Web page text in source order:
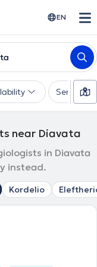
EN
Services
near Diavata
in Diavata
instead.
Kordelio